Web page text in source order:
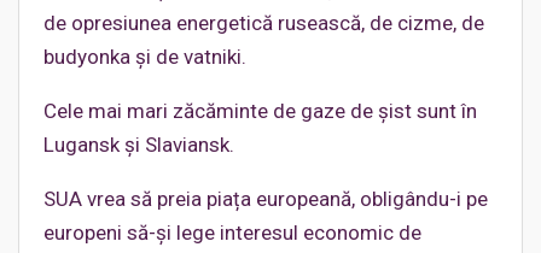
de opresiunea energetică rusească, de cizme, de
budyonka și de vatniki.
Cele mai mari zăcăminte de gaze de șist sunt în
Lugansk și Slaviansk.
SUA vrea să preia piața europeană, obligându-i pe
europeni să-și lege interesul economic de